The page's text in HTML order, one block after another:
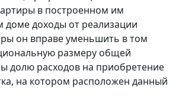
в построенном им
доме доходы от реализации
он вправе уменьшить в том
размеру общей
долю расходов на приобретение
на котором расположен данный